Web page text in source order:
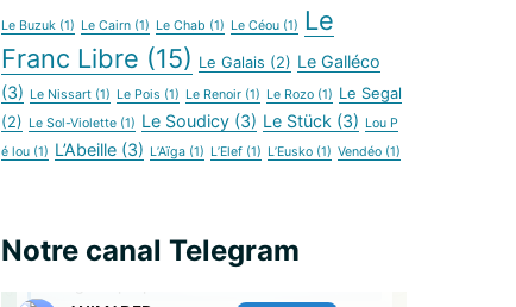
Le Buzuk (1) Le Cairn (1) Le Chab (1) Le Céou (1)
Le
Franc Libre (15) Le Galais (2) Le Galléco
(3) Le Nissart (1) Le Pois (1) Le Renoir (1) Le Rozo (1) Le Segal
(2) Le Sol-Violette (1) Le Soudicy (3) Le Stück (3) Lou P
é lou (1) L’Abeille (3) L’Aïga (1) L’Elef (1) L’Eusko (1) Vendéo (1)
Notre canal Telegram